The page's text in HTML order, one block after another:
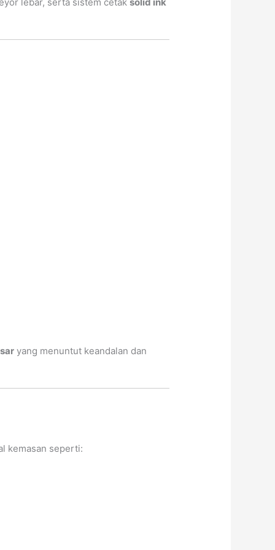
lebar, serta sistem cetaksolid ink
yang menuntut keandalan dan
kemasan seperti: